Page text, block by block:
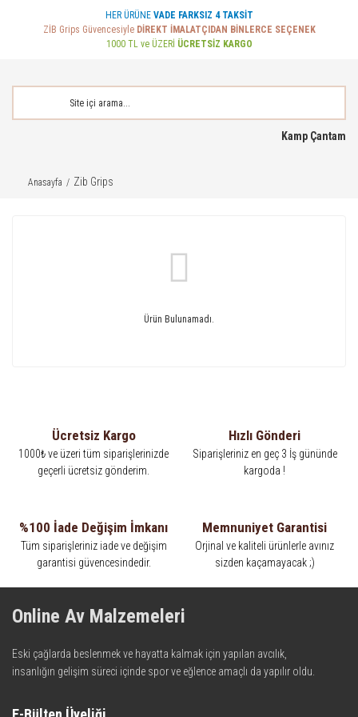
HER ÜRÜNE VADE FARKSIZ 4 TAKSİT
ZİB Grips Güvencesiyle DİREKT İMALATÇIDAN BİNLERCE SEÇENEK
1000 TL ve ÜZERİ ÜCRETSİZ KARGO
Kamp Çantam
Anasayfa Zib Grips
Ürün Bulunamadı.
Ücretsiz Kargo
1000₺ ve üzeri tüm siparişlerinizde
geçerli ücretsiz gönderim.
Hızlı Gönderi
Siparişleriniz en geç 3 İş gününde
kargoda !
%100 İade Değişim İmkanı
Tüm siparişleriniz iade ve değişim
garantisi güvencesindedir.
Memnuniyet Garantisi
Orjinal ve kaliteli ürünlerle avınız
sizden kaçamayacak ;)
Online Av Malzemeleri
Eski çağlarda beslenmek ve hayatta kalmak için yapılan avcılık,
insanlığın gelişim süreci içinde spor ve eğlence amaçlı da yapılır oldu.
teknolojinin dokunuşuyla av malzemelerinde en iyisini meydana